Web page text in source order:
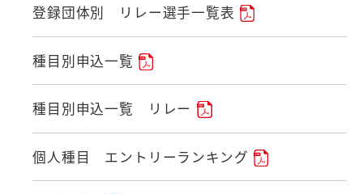
登録団体別 リレー選手一覧表
種目別申込一覧
種目別申込一覧 リレー
個人種目 エントリーランキング